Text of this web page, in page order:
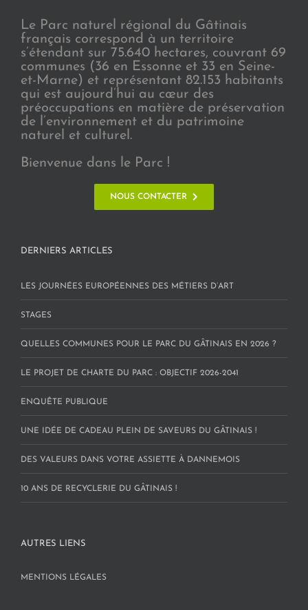
Le Parc naturel régional du Gâtinais
français correspond à un territoire
s’étendant sur 75.640 hectares, couvrant 69
communes (36 en Essonne et 33 en Seine-
et-Marne) et représentant 82.153 habitants
qui est aujourd’hui au cœur des
préoccupations en matière de préservation
de l’environnement et du patrimoine
naturel et culturel.
Bienvenue dans le Parc !
NOUS CONTACTER
DERNIERS ARTICLES
LES JOURNÉES EUROPÉENNES DES MÉTIERS D’ART
STAGES
QUELLES COMMUNES POUR LE PARC DU GÂTINAIS EN 2026 ?
LE PROJET DE CHARTE DU PARC : OBJECTIF 2026-2041
ENQUÊTE PUBLIQUE
UNE IDÉE DE CADEAU PLEIN DE SAVEURS DU GÂTINAIS !
DES VALEURS DANS VOTRE ASSIETTE À DANNEMOIS
10 ANS DE RECYCLERIE DU GÂTINAIS !
AUTRES LIENS
MENTIONS LÉGALES